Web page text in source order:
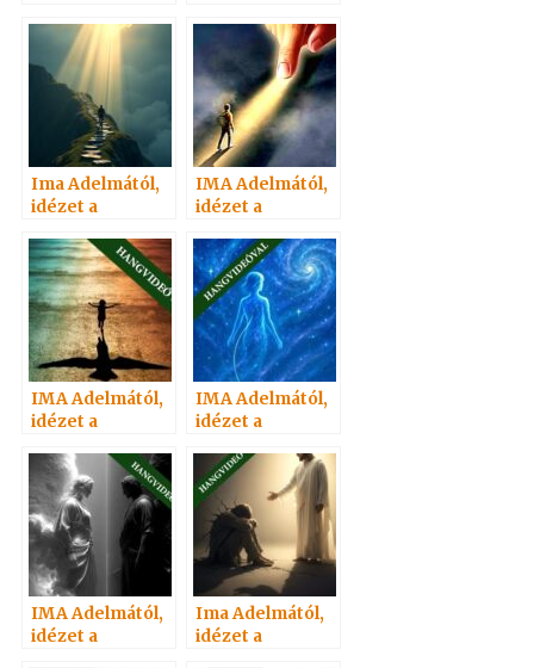
Szellemtől 63.
Szellemtől 57.
Ima Adelmától,
idézet a
Szellemtől 90.
IMA Adelmától,
idézet a
Szellemtől 72/1.
IMA Adelmától,
idézet a
Szellemtől 75.
IMA Adelmától,
idézet a
Szellemtől 77.
IMA Adelmától,
idézet a
Ima Adelmától,
idézet a